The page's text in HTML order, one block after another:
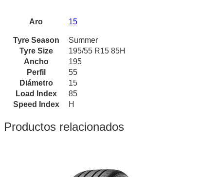
Aro 15
Tyre Season
Summer
Tyre Size
195/55 R15 85H
Ancho
195
Perfil
55
Diámetro
15
Load Index
85
Speed Index
H
Productos relacionados